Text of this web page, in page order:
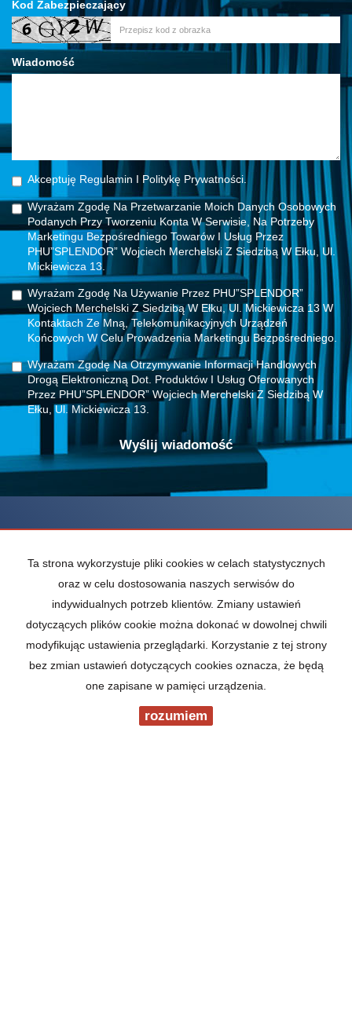
Kod Zabezpieczający
Wiadomość
Akceptuję Regulamin I Politykę Prywatności.
Wyrażam Zgodę Na Przetwarzanie Moich Danych Osobowych
Podanych Przy Tworzeniu Konta W Serwisie, Na Potrzeby
Marketingu Bezpośredniego Towarów I Usług Przez
PHU”SPLENDOR” Wojciech Merchelski Z Siedzibą W Ełku, Ul.
Mickiewicza 13.
Wyrażam Zgodę Na Używanie Przez PHU”SPLENDOR”
Wojciech Merchelski Z Siedzibą W Ełku, Ul. Mickiewicza 13 W
Kontaktach Ze Mną, Telekomunikacyjnych Urządzeń
Końcowych W Celu Prowadzenia Marketingu Bezpośredniego.
Wyrażam Zgodę Na Otrzymywanie Informacji Handlowych
Drogą Elektroniczną Dot. Produktów I Usług Oferowanych
Przez PHU”SPLENDOR” Wojciech Merchelski Z Siedzibą W
Ełku, Ul. Mickiewicza 13.
Ta strona wykorzystuje pliki cookies w celach statystycznych
oraz w celu dostosowania naszych serwisów do
indywidualnych potrzeb klientów. Zmiany ustawień
dotyczących plików cookie można dokonać w dowolnej chwili
modyfikując ustawienia przeglądarki. Korzystanie z tej strony
bez zmian ustawień dotyczących cookies oznacza, że będą
one zapisane w pamięci urządzenia.
rozumiem